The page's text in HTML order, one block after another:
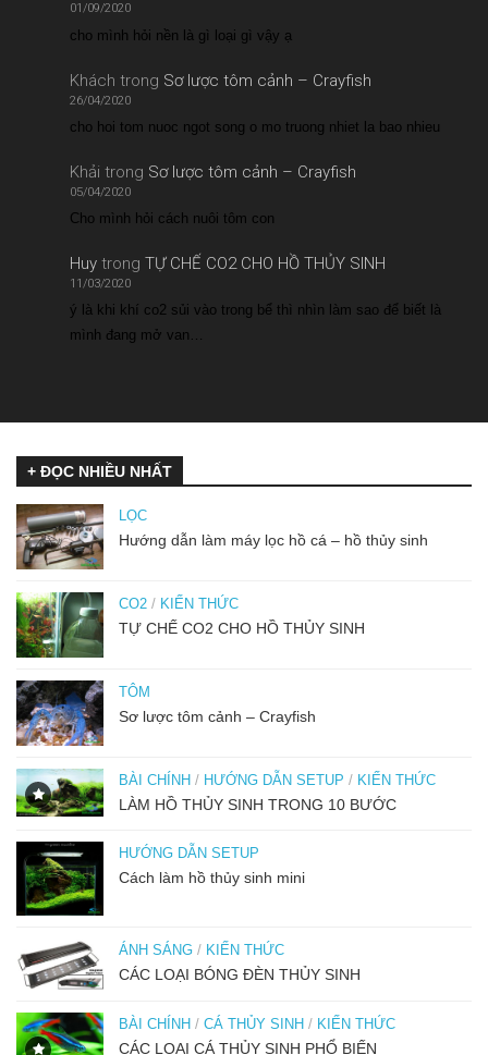
01/09/2020
cho mình hỏi nền là gì loại gì vậy ạ
Khách trong Sơ lược tôm cảnh – Crayfish
26/04/2020
cho hoi tom nuoc ngot song o mo truong nhiet la bao nhieu
Khải trong Sơ lược tôm cảnh – Crayfish
05/04/2020
Cho mình hỏi cách nuôi tôm con
Huytrong TỰ CHẾ CO2 CHO HỒ THỦY SINH
11/03/2020
ý là khi khí co2 sủi vào trong bể thì nhìn làm sao để biết là
mình đang mở van…
+ ĐỌC NHIỀU NHẤT
LỌC
Hướng dẫn làm máy lọc hồ cá – hồ thủy sinh
CO2 / KIẾN THỨC
TỰ CHẾ CO2 CHO HỒ THỦY SINH
TÔM
Sơ lược tôm cảnh – Crayfish
BÀI CHÍNH / HƯỚNG DẪN SETUP / KIẾN THỨC
LÀM HỒ THỦY SINH TRONG 10 BƯỚC
HƯỚNG DẪN SETUP
Cách làm hồ thủy sinh mini
ÁNH SÁNG / KIẾN THỨC
CÁC LOẠI BÓNG ĐÈN THỦY SINH
BÀI CHÍNH / CÁ THỦY SINH / KIẾN THỨC
CÁC LOẠI CÁ THỦY SINH PHỔ BIẾN